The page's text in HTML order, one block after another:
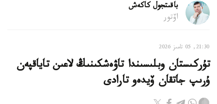
باقىتجول كاكەش
اۆتور
21:30, 05 تامىز 2026
تۇركىستان وبلىسىندا تاۋەشكىنىڭ لاعىن تاياقپەن
ۇرىپ جاتقان ۆيدەو تارادى